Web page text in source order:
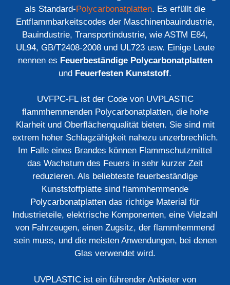
als Standard-Polycarbonatplatten. Es erfüllt die
Entflammbarkeitscodes der Maschinenbauindustrie,
Bauindustrie, Transportindustrie, wie ASTM E84,
UL94, GB/T2408-2008 und UL723 usw. Einige Leute
nennen es Feuerbeständige Polycarbonatplatten
und Feuerfesten Kunststoff.
UVFPC-FL ist der Code von UVPLASTIC
flammhemmenden Polycarbonatplatten, die hohe
Klarheit und Oberflächenqualität bieten. Sie sind mit
extrem hoher Schlagzähigkeit nahezu unzerbrechlich.
Im Falle eines Brandes können Flammschutzmittel
das Wachstum des Feuers in sehr kurzer Zeit
reduzieren. Als beliebteste feuerbeständige
Kunststoffplatte sind flammhemmende
Polycarbonatplatten das richtige Material für
Industrieteile, elektrische Komponenten, eine Vielzahl
von Fahrzeugen, einen Zugsitz, der flammhemmend
sein muss, und die meisten Anwendungen, bei denen
Glas verwendet wird.
UVPLASTIC ist ein führender Anbieter von